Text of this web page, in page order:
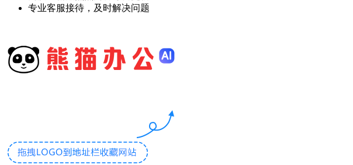
专业客服接待，及时解决问题